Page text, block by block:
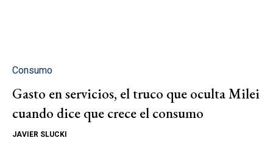
Consumo
Gasto en servicios, el truco que oculta Milei
cuando dice que crece el consumo
JAVIER SLUCKI